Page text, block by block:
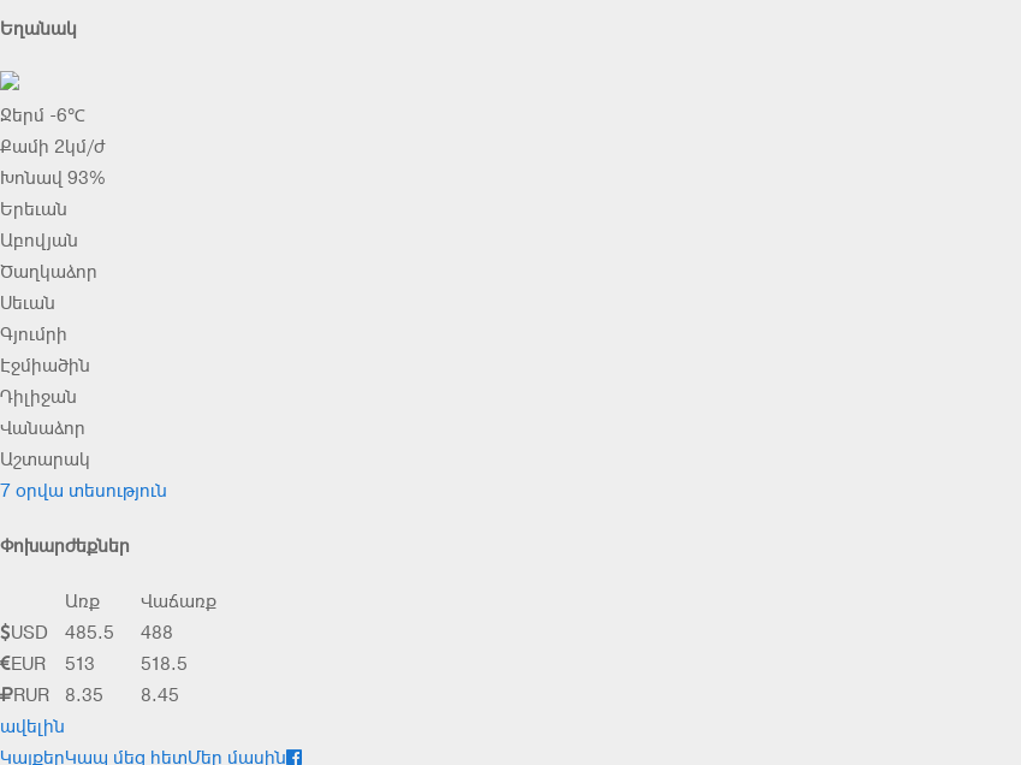
Եղանակ
Ջերմ -6℃
Քամի 2կմ/ժ
Խոնավ 93%
Երեւան
Աբովյան
Ծաղկաձոր
Սեւան
Գյումրի
Էջմիածին
Դիլիջան
Վանաձոր
Աշտարակ
7 օրվա տեսություն
Փոխարժեքներ
Առք
Վաճառք
USD
485.5
488
EUR
513
518.5
RUR
8.35
8.45
ավելին
ԿայքերԿապ մեզ հետՄեր մասին